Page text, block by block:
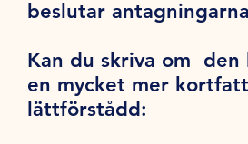
beslutar
Kan du skriva om
en mycket mer
lättförstådd: